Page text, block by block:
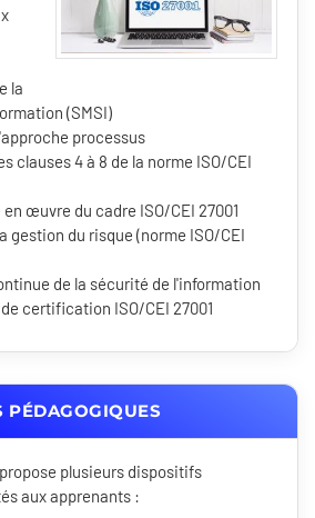
la
(SMSI)
processus
clauses 4 à 8 de la norme ISO/CEI
œuvre du cadre ISO/CEI 27001
gestion du risque (norme ISO/CEI
de la sécurité de l'information
certification ISO/CEI 27001
PÉDAGOGIQUES
plusieurs dispositifs
aux apprenants :